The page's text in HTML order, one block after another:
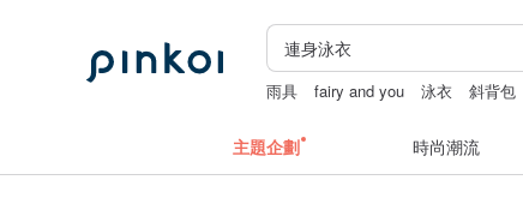
雨具 fairy and you 泳衣 斜背包
主題企劃 時尚潮流